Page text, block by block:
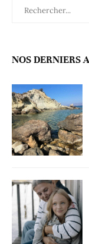
NOS DERNIERS